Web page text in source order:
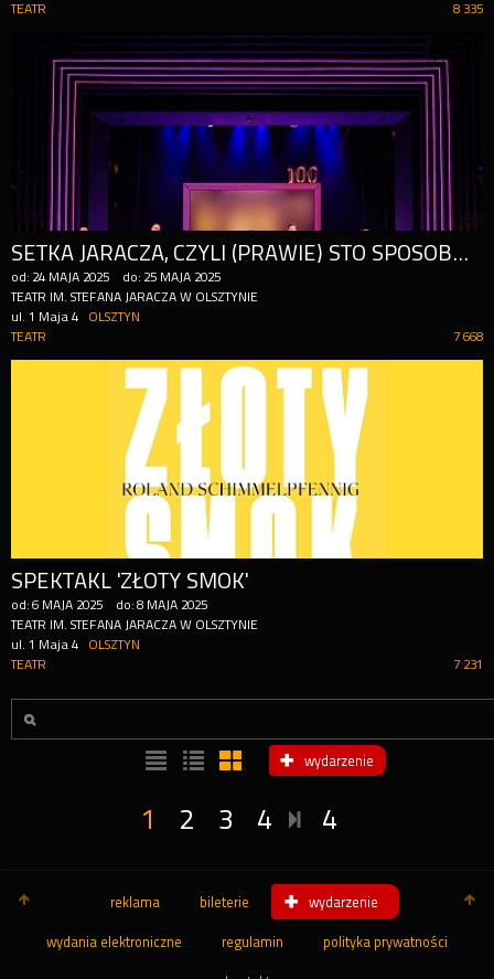
8 335
TEATR
SETKA JARACZA, CZYLI (PRAWIE) STO SPOSOBÓW NA SETNE URODZINY
od: 24 MAJA 2025 do: 25 MAJA 2025
TEATR IM. STEFANA JARACZA W OLSZTYNIE
ul. 1 Maja 4
OLSZTYN
7 668
TEATR
SPEKTAKL 'ZŁOTY SMOK'
od:6 MAJA 2025 do:8 MAJA 2025
TEATR IM. STEFANA JARACZA W OLSZTYNIE
ul. 1 Maja 4
OLSZTYN
7 231
TEATR
wydarzenie
1 2 3 4 4
reklama bileterie wydarzenie
wydania elektroniczne regulamin polityka prywatności